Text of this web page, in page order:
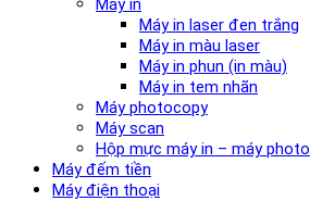
Máy in
Máy in laser đen trắng
Máy in màu laser
Máy in phun (in màu)
Máy in tem nhãn
Máy photocopy
Máy scan
Hộp mực máy in – máy photo
Máy đếm tiền
Máy điện thoại